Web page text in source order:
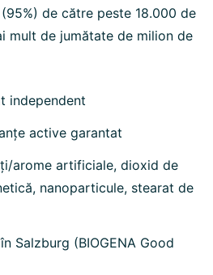
de către peste 18.000 de
mult de jumătate de milion de
independent
active garantat
arome artificiale, dioxid de
nanoparticule, stearat de
Salzburg (BIOGENA Good